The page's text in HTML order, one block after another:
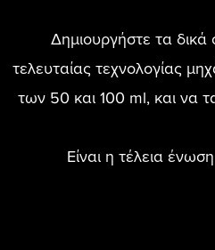
Δημιουργήστε τα
τελευταίας τεχνολογίας
των 50 και 100 ml, και να
Είναι η τέλεια